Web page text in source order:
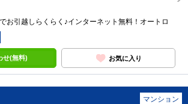
お引越しらくらく♪インターネット無料！オートロ
せ(無料) お気に入り
マンション